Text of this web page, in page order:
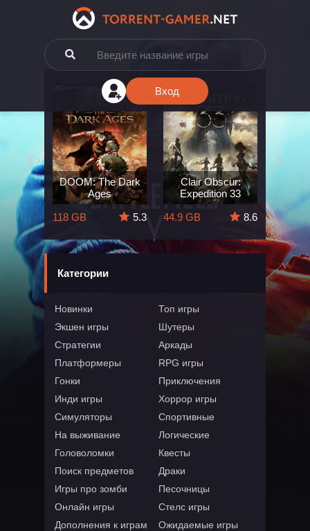
Вход
The
5.7
DOOM: The Dark
Ages
118 GB
5.3
Clair Obscur:
Expedition 33
44.9 GB
8.6
164 GB
Категории
Новинки
Топ игры
Экшен игры
Шутеры
Стратегии
Аркады
Платформеры
RPG игры
Гонки
Приключения
Инди игры
Хоррор игры
Симуляторы
Спортивные
На выживание
Логические
Головоломки
Квесты
Поиск предметов
Драки
Игры про зомби
Песочницы
Онлайн игры
Стелс игры
Дополнения к играм
Ожидаемые игры